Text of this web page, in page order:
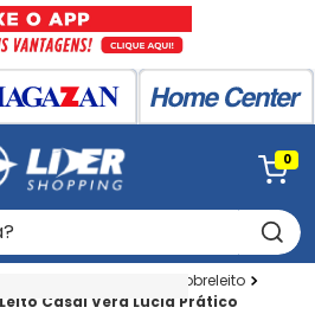
0
Colchas-cobreleito
Casal Vera Lúcia Prático